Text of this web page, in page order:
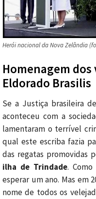
Herói nacional da Nova Zelândia
Homenagem
Eldorado Brasilis
Se a Justiça brasileira
aconteceu com a
lamentaram o terrível
qual este escriba fazia
das regatas promovidas
ilha de Trindade.
esperar um ano. Mas em
nome de todos os